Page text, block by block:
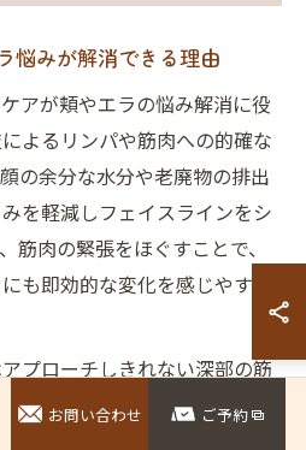
悩みが解消できる理由
アが頬やエラの悩み解消に役
よるリンパや筋肉への的確な
の余分な水分や老廃物の排出
を軽減しフェイスラインをシ
筋肉の緊張をほぐすことで、
も即効的な変化を感じやすい
プローチしきれない深部の筋
師の熟練した技術で的確に刺
お問い合わせ ご予約